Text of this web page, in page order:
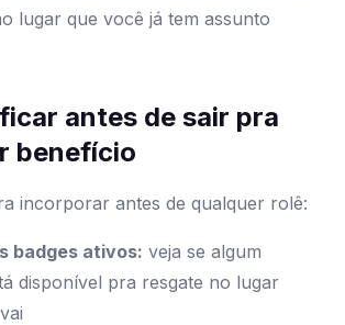
lugar que você já tem assunto
antes de sair pra
benefício
incorporar antes de qualquer rolê:
badges ativos: veja se algum
disponível pra resgate no lugar